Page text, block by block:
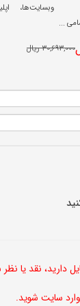
وبسایت‌ها،
...
30,693,000 ریال
دارید، نقد یا
سایت شوید.